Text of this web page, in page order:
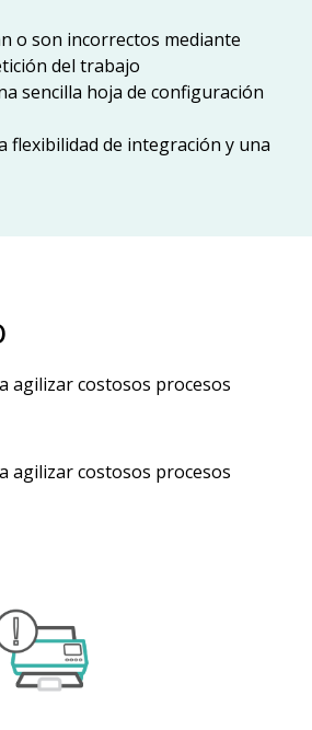
o son incorrectos mediante
del trabajo
sencilla hoja de configuración
flexibilidad de integración y una
agilizar costosos procesos
agilizar costosos procesos